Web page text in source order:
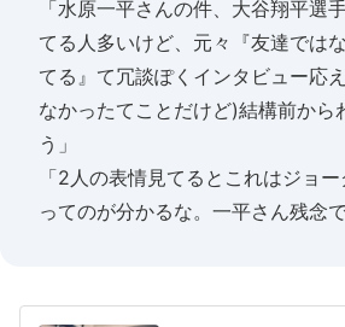
「水原一平さんの件、大谷翔平選
てる人多いけど、元々『友達では
てる』て冗談ぽくインタビュー応
なかったてことだけど)結構前から
う」
「2人の表情見てるとこれはジョ
ってのが分かるな。一平さん残念で